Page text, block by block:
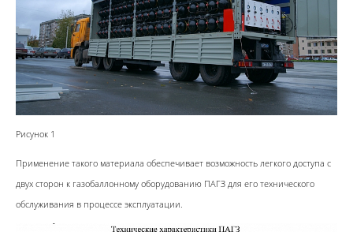
Рисунок 1
Применение такого материала обеспечивает возможность легкого доступа с
двух сторон к газобаллонному оборудованию ПАГЗ для его технического
обслуживания в процессе эксплуатации.